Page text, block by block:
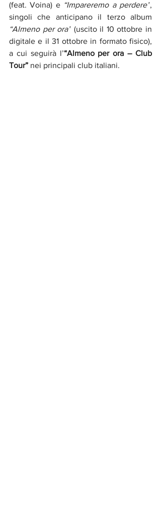
(feat. Voina) e “Impareremo a perdere”,
“Almeno per ora” (uscito il 10 ottobre in
digitale e il 31 ottobre in formato fisico),
a cui seguirà l’“Almeno per ora – Club
Tour” nei principali club italiani.